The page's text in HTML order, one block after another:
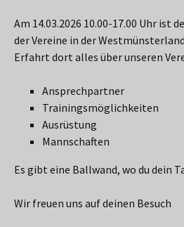
Am 14.03.2026 10.00-17.00 Uhr ist
der Vereine in der
Erfahrt dort alles über unseren
Ansprechpartner
Trainingsmöglichkeiten
Ausrüstung
Mannschaften
Es gibt eine Ballwand, wo du dein
Wir freuen uns auf deinen Besuch